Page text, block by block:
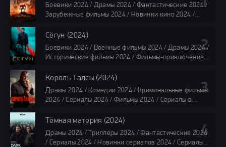
Боевики 2024 / Драмы 2024 / Фантастические 2024 /
Зарубежные фильмы 2024 / Новинки кино 2024 /
Фильмы 4K / Фильмы 2024 / Популярные фильмы /
Смотреть фильмы онлайн
118 мин.
Сёгун (2024)
Боевики 2024 / Военные фильмы 2024 / Драмы 2024 /
Исторические фильмы 2024 / Фильмы-приключения
Сериалы 4K / Фильмы 2024 / Сериалы в озвучке
TVShows / Сериалы в озвучке LostFilm / Сериалы в
озвучке HDrezka Studio / Смотреть фильмы онлайн
все серии по 45 минут
Король Талсы (2024)
Драмы 2024 / Комедии 2024 / Криминальные фильмы
2024 / Сериалы 2024 / Фильмы 2024 / Сериалы в
Сериалы в озвучке HDrezka Studio / Смотреть фильмы
онлайн
40 мин
Тёмная материя (2024)
Драмы 2024 / Триллеры 2024 / Фантастические 2024
/ Сериалы 2024 / Новинки сериалов 2024 / Сериалы